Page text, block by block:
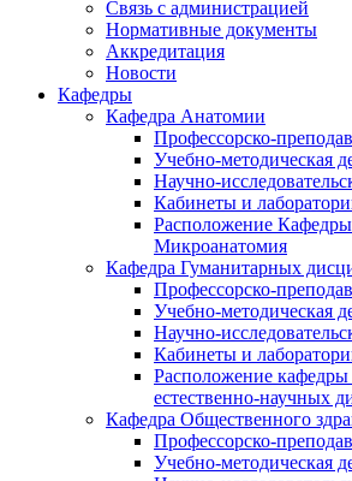
Связь с администрацией
Нормативные документы
Аккредитация
Новости
Кафедры
Кафедра Анатомии
Профессорско-
Учебно-методическая
Научно-
Кабинеты и
Расположение
Микроанатомия
Кафедра Гуманитарных
Профессорско-
Учебно-методическая
Научно-
Кабинеты и
Расположение
естественно-научных
Кафедра Общественного
Профессорско-
Учебно-методическая